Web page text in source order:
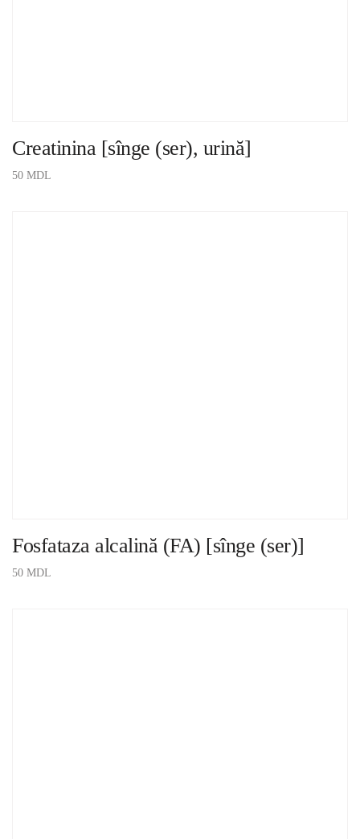
Creatinina [sînge (ser), urină]
50 MDL
Fosfataza alcalină (FA) [sînge (ser)]
50 MDL